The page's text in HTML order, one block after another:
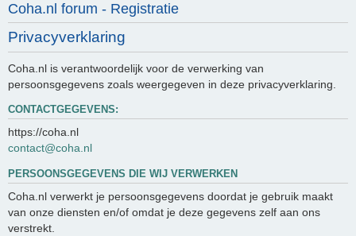
Coha.nl forum - Registratie
Privacyverklaring
Coha.nl is verantwoordelijk voor de verwerking van
persoonsgegevens zoals weergegeven in deze privacyverklaring.
CONTACTGEGEVENS:
https://coha.nl
contact@coha.nl
PERSOONSGEGEVENS DIE WIJ VERWERKEN
Coha.nl verwerkt je persoonsgegevens doordat je gebruik maakt
van onze diensten en/of omdat je deze gegevens zelf aan ons
verstrekt.